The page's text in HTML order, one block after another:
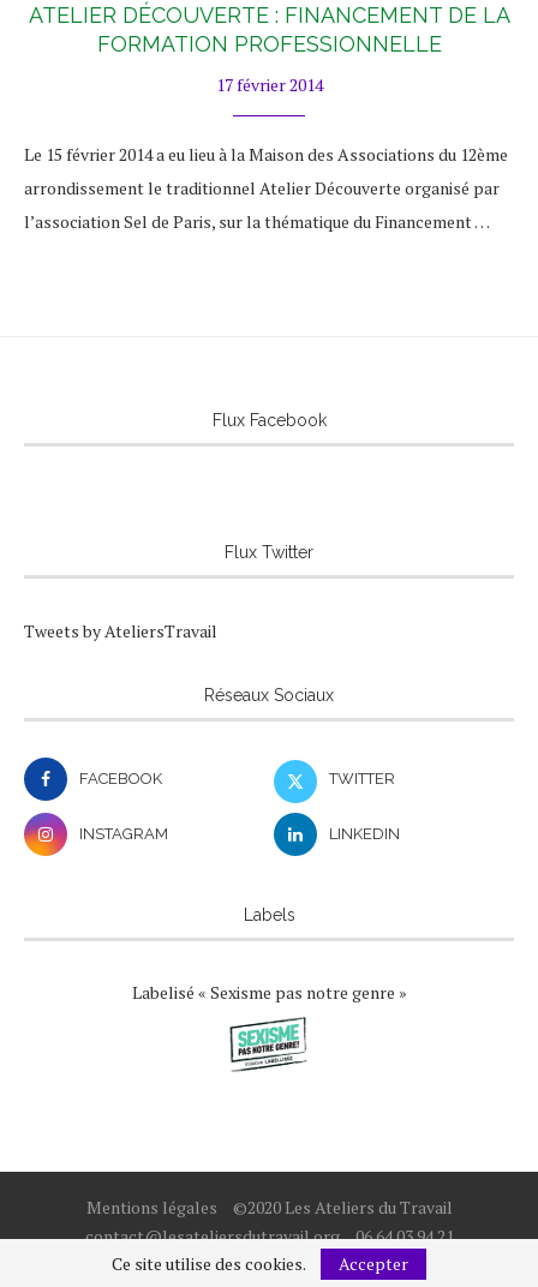
ATELIER DÉCOUVERTE : FINANCEMENT DE LA
FORMATION PROFESSIONNELLE
17 février 2014
Le 15 février 2014 a eu lieu à la Maison des Associations du 12ème
arrondissement le traditionnel Atelier Découverte organisé par
l’association Sel de Paris, sur la thématique du Financement …
Flux Facebook
Flux Twitter
Tweets by AteliersTravail
Réseaux Sociaux
FACEBOOK TWITTER
INSTAGRAM LINKEDIN
Labels
Labelisé « Sexisme pas notre genre »
Mentions légales
©2020 Les Ateliers du Travail
contact@lesateliersdutravail.org
06 64 03 94 21
Ce site utilise des cookies.
Accepter